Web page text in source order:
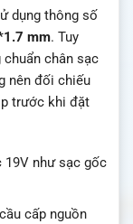
dụng thông số
mm. Tuy
chân sạc
nên đối chiếu
trước khi đặt
19V như sạc gốc
cấp nguồn